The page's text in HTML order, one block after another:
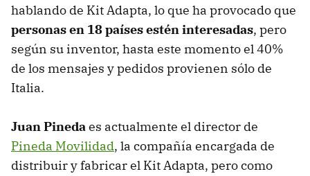
hablando de Kit Adapta, lo que ha provocado que
personas en 18 países estén interesadas, pero
según su inventor, hasta este momento el 40%
de los mensajes y pedidos provienen sólo de
Italia.
Juan Pinedaes actualmente el director de
Pineda Movilidad, la compañía encargada de
distribuir y fabricar el Kit Adapta, pero como